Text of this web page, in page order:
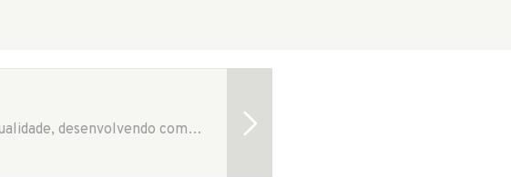
O Colégio Bastos Maia promove conhecimento através de ensino de qualidade, desenvolvendo competências humanas e técnicas contribuindo para a formação de pessoas para que elas queiram e possam construir um…